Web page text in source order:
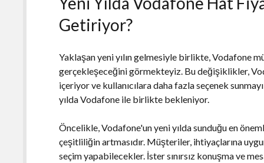
Getiriyor?
Yaklaşan yeni yılın gelmesiyle birlikte, Vodafone
gerçekleşeceğini görmekteyiz. Bu değişiklikler,
içeriyor ve kullanıcılara daha fazla seçenek
yılda Vodafone ile birlikte bekleniyor.
Öncelikle, Vodafone'un yeni yılda sunduğu en
çeşitliliğin artmasıdır. Müşteriler, ihtiyaçlarına
seçim yapabilecekler. İster sınırsız konuşma ve